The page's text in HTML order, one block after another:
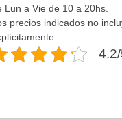
Lun a Vie de 10 a 20hs.
precios indicados no